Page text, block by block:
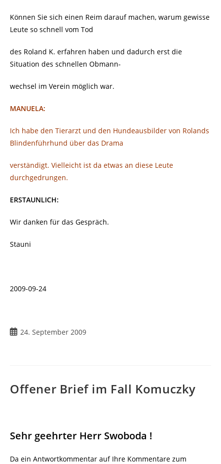
Können Sie sich einen Reim darauf machen, warum gewisse
Leute so schnell vom Tod
des Roland K. erfahren haben und dadurch erst die
Situation des schnellen Obmann-
wechsel im Verein möglich war.
MANUELA:
Ich habe den Tierarzt und den Hundeausbilder von Rolands
Blindenführhund über das Drama
verständigt. Vielleicht ist da etwas an diese Leute
durchgedrungen.
ERSTAUNLICH:
Wir danken für das Gespräch.
Stauni
2009-09-24
Beitrag
24. September 2009
Offener Brief im Fall Komuczky
Sehr geehrter Herr Swoboda !
Da ein Antwortkommentar auf Ihre Kommentare zum